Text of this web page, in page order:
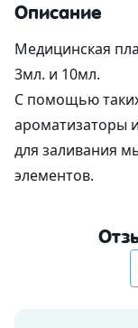
Антиполюшн -
После бритья
Жидкие
Масляные
СО2 экстракты
Кислоты
Пилинги
Регуляторы
Силиконы и
УФ-защита
Другие
Формы
Наполнитель
Бирки
Наклейки
Тубы для
Алюминиевая
Стеклянная
Тара для
Новый Год и
Медведи
Сердца
Описание
Медицинская
3мл. и 10мл.
C помощью
ароматизаторы
для заливания
элементов.